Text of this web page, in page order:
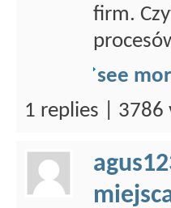
firm.
see
1 replies | 3786